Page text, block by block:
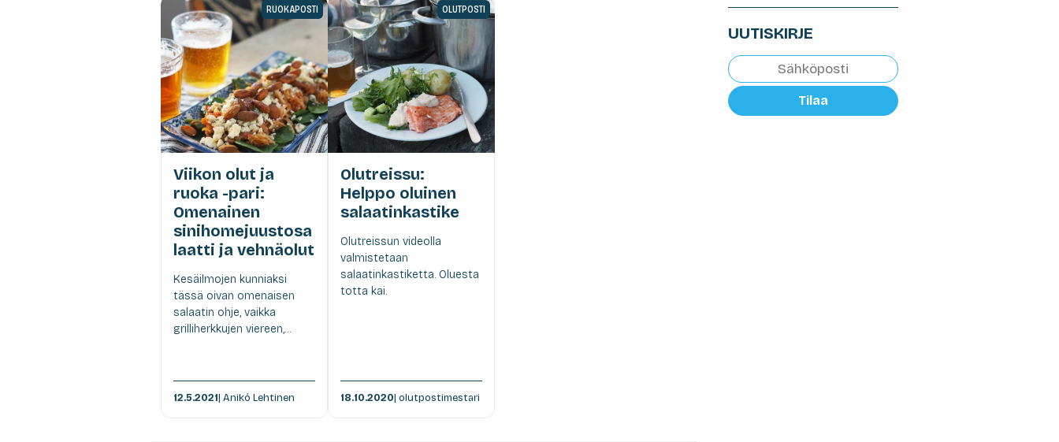
RUOKAPOSTI
Viikon olut ja
ruoka -pari:
Omenainen
sinihomejuustosa
laatti ja vehnäolut
Kesäilmojen kunniaksi
tässä oivan omenaisen
salaatin ohje, vaikka
grilliherkkujen viereen,...
12.5.2021| Anikó Lehtinen
OLUTPOSTI
Olutreissu:
Helppo oluinen
salaatinkastike
Olutreissun videolla
valmistetaan
salaatinkastiketta. Oluesta
totta kai.
18.10.2020| olutpostimestari
UUTISKIRJE
Tilaa